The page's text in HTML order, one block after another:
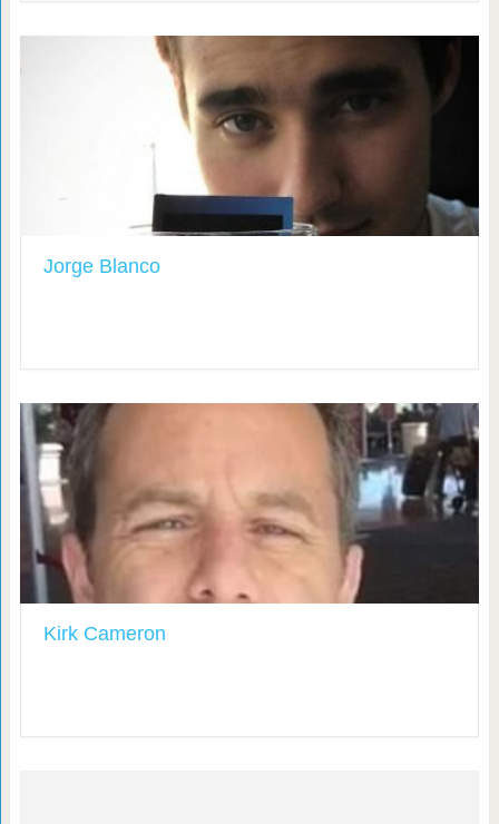
Jorge Blanco
Kirk Cameron